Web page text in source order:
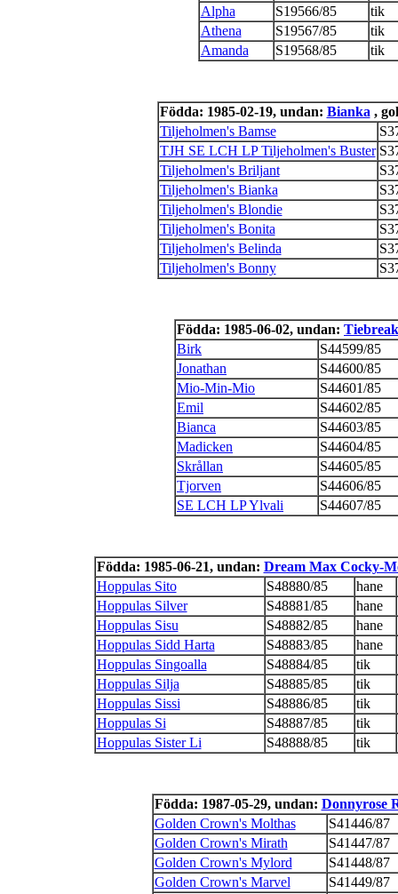
Alpha
S19566/85
tik
Athena
S19567/85
tik
Amanda
S19568/85 tik
Födda: 1985-02-19, undan: Bianka ,
Tiljeholmen's Bamse
TJH SE LCH LP Tiljeholmen's Buster
Tiljeholmen's Briljant
Tiljeholmen's Bianka
Tiljeholmen's Blondie
Tiljeholmen's Bonita
Tiljeholmen's Belinda
Tiljeholmen's Bonny
Födda: 1985-06-02, undan:
Birk
S44599/85
Jonathan
S44600/85
Mio-Min-Mio
S44601/85
Emil
S44602/85
Bianca
S44603/85
Madicken
S44604/85
Skrållan
S44605/85
Tjorven
S44606/85
SE LCH LP Ylvali
S44607/85
Födda: 1985-06-21, undan: Dream Max Cocky-
Hoppulas Sito
S48880/85 hane
Hoppulas Silver
S48881/85 hane
Hoppulas Sisu
S48882/85 hane
Hoppulas Sidd Harta
S48883/85 hane
Hoppulas Singoalla
S48884/85 tik
Hoppulas Silja
S48885/85 tik
Hoppulas Sissi
S48886/85 tik
Hoppulas Si
S48887/85 tik
Hoppulas Sister Li
S48888/85 tik
Födda: 1987-05-29, undan: Donnyrose
Golden Crown's Molthas
S41446/87
Golden Crown's Mirath
S41447/87
Golden Crown's Mylord
S41448/87
Golden Crown's Marvel
S41449/87